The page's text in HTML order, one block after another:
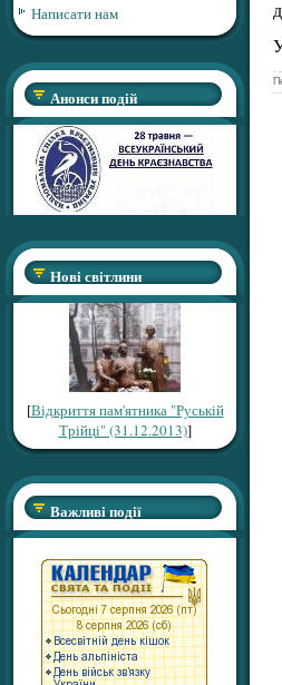
Написати нам
Анонси подій
Нові світлини
[Відкриття пам'ятника "Руській
Трійці" (31.12.2013)]
Важливі події